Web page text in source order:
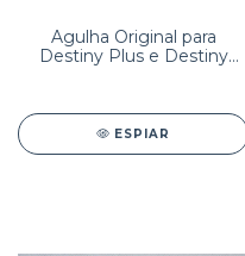
Agulha Original para
Destiny Plus e Destiny
ESPIAR